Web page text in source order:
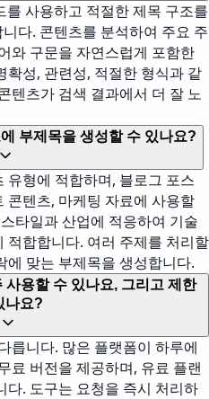
사용하고 적절한 제목 구조를
다. 콘텐츠를 분석하여 주요 주
와 구문을 자연스럽게 포함한
확성, 관련성, 적절한 형식과 같
텐츠가 검색 결과에서 더 잘 노
부제목을 생성할 수 있나요?
유형에 적합하며, 블로그 포스
콘텐츠, 마케팅 자료에 사용할
타일과 산업에 적응하여 기술
적합합니다. 여러 주제를 처리할
에 맞는 부제목을 생성합니다.
용할 수 있나요, 그리고 제한
나요?
릅니다. 많은 플랫폼이 하루에
료 버전을 제공하며, 유료 플랜
다. 도구는 요청을 즉시 처리하